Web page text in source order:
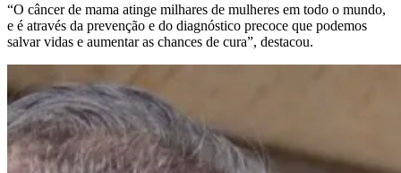
“O câncer de mama atinge milhares de mulheres em todo o mundo,
e é através da prevenção e do diagnóstico precoce que podemos
salvar vidas e aumentar as chances de cura”, destacou.